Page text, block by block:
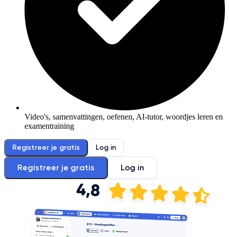
Video's, samenvattingen, oefenen, AI-tutor, woordjes leren en
examentraining
Registreer je gratis Log in
Registreer je gratis Log in